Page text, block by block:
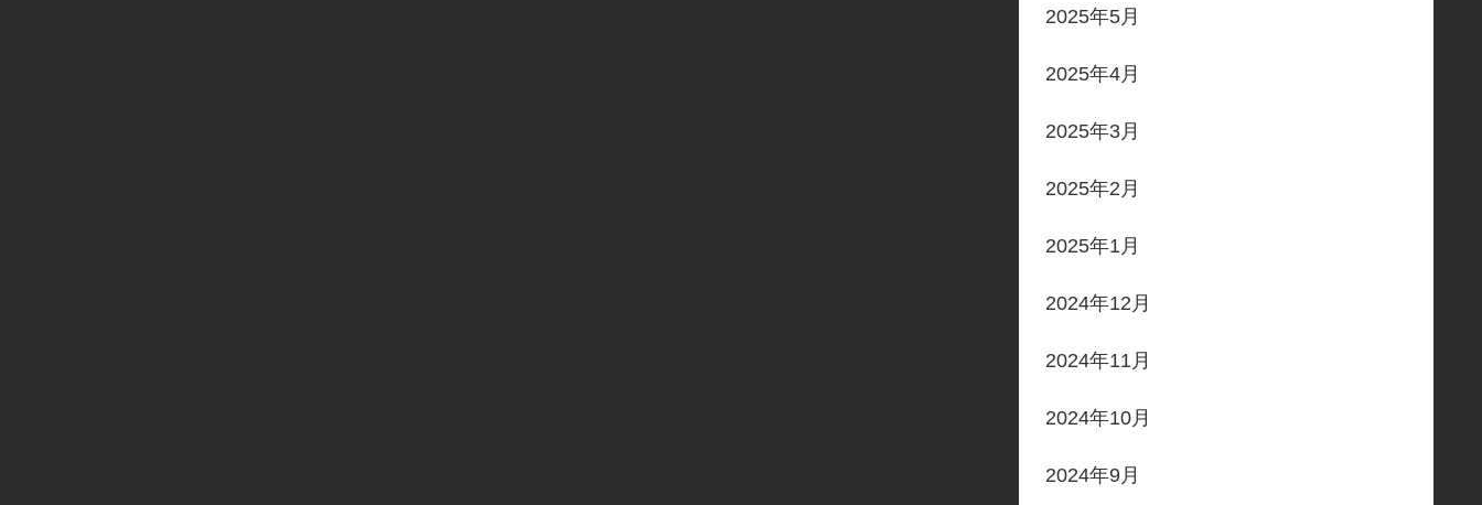
2025年5月
2025年4月
2025年3月
2025年2月
2025年1月
2024年12月
2024年11月
2024年10月
2024年9月